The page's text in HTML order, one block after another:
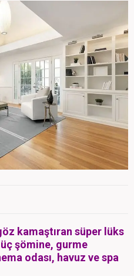
kamaştıran süper lüks
şömine, gurme
odası, havuz ve spa